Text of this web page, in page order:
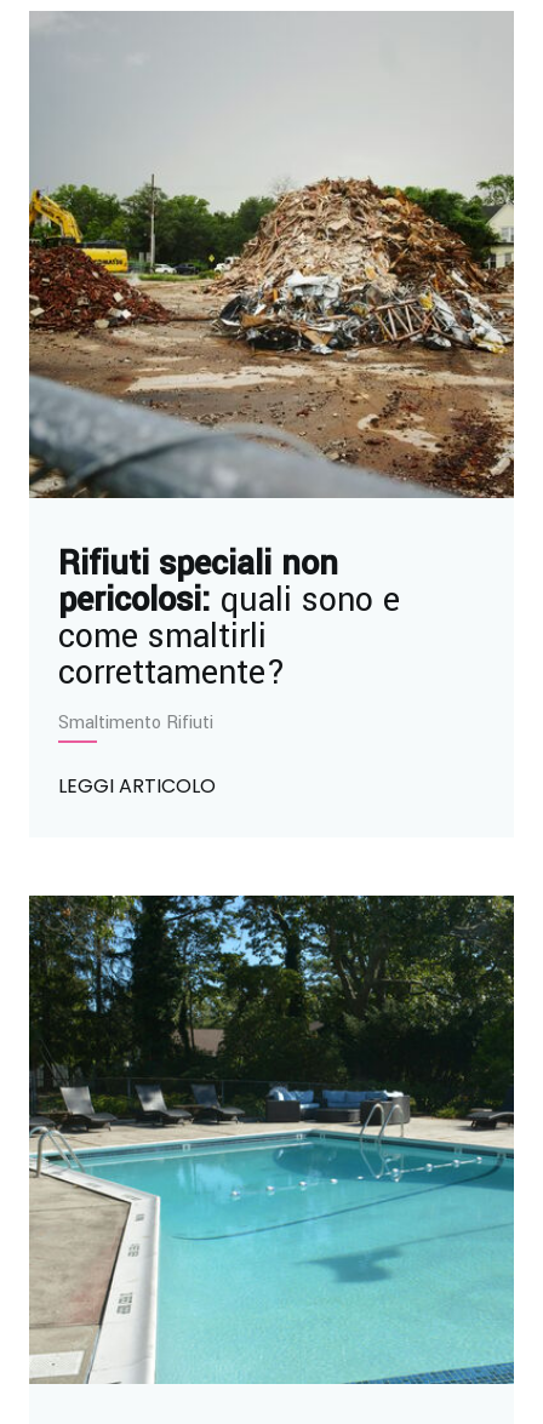
Rifiuti speciali non
pericolosi: quali sono e
come smaltirli
correttamente?
Smaltimento Rifiuti
LEGGI ARTICOLO